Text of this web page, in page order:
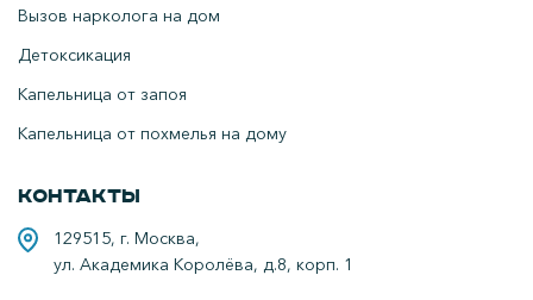
Вызов нарколога на дом
Детоксикация
Капельница от запоя
Капельница от похмелья на дому
Контакты
129515, г. Москва,
ул. Академика Королёва, д.8, корп. 1